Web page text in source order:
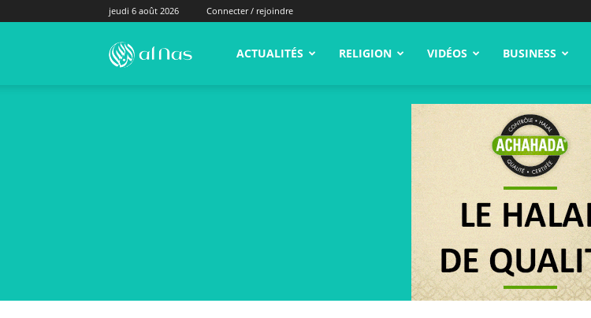
jeudi 6 août 2026 Connecter / rejoindre
alNas.fr ACTUALITÉS RELIGION VIDÉOS BUSINESS